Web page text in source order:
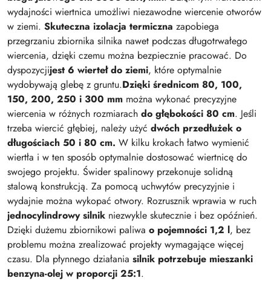
wydajności wiertnica umożliwi niezawodne wiercenie otworów
w ziemi. Skuteczna izolacja termiczna zapobiega
przegrzaniu zbiornika silnika nawet podczas długotrwałego
wiercenia, dzięki czemu można bezpiecznie pracować. Do
dyspozycjijest 6 wierteł do ziemi, które optymalnie
wydobywają glebę z gruntu.Dzięki średnicom 80, 100,
150, 200, 250 i 300 mm można wykonać precyzyjne
wiercenia w różnych rozmiarach do głębokości 80 cm. Jeśli
trzeba wiercić głębiej, należy użyć dwóch przedłużek o
długościach 50 i 80 cm. W kilku krokach łatwo wymienić
wiertła i w ten sposób optymalnie dostosować wiertnicę do
swojego projektu. Świder spalinowy przekonuje solidną
stalową konstrukcją. Za pomocą uchwytów precyzyjnie i
wydajnie można wykopać otwory. Rozrusznik wprawia w ruch
jednocylindrowy silnik niezwykle skutecznie i bez opóźnień.
Dzięki dużemu zbiornikowi paliwa o pojemności 1,2 l, bez
problemu można zrealizować projekty wymagające więcej
czasu. Dla płynnego działania silnik potrzebuje mieszanki
benzyna-olej w proporcji 25:1.